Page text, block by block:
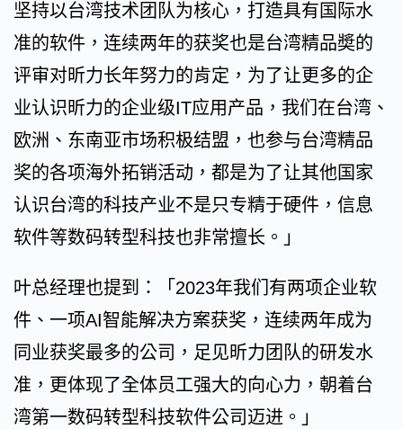
坚持以台湾技术团队为核心，打造具有国际水
准的软件，连续两年的获奖也是台湾精品奬的
评审对昕力长年努力的肯定，为了让更多的企
业认识昕力的企业级IT应用产品，我们在台湾、
欧洲、东南亚市场积极结盟，也参与台湾精品
奖的各项海外拓销活动，都是为了让其他国家
认识台湾的科技产业不是只专精于硬件，信息
软件等数码转型科技也非常擅长。」
叶总经理也提到：「2023年我们有两项企业软
件、一项AI智能解决方案获奖，连续两年成为
同业获奖最多的公司，足见昕力团队的研发水
准，更体现了全体员工强大的向心力，朝着台
湾第一数码转型科技软件公司迈进。」